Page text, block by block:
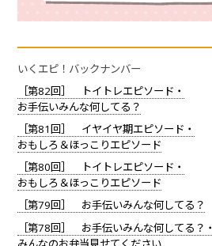
いくエピ！バックナンバー
［第82回］ トイトレエピソード・
お手伝いみんな何してる？
［第81回］ イヤイヤ期エピソード・
おもしろ＆ほっこりエピソード
［第80回］ トイトレエピソード・
おもしろ＆ほっこりエピソード
［第79回］ お手伝いみんな何してる？
［第78回］ お手伝いみんな何してる？・